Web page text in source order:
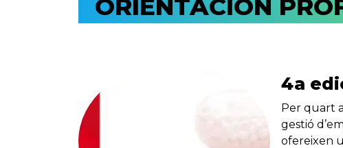
ORIENTACIÓN
4a
Per quart
gestió
ofereixen